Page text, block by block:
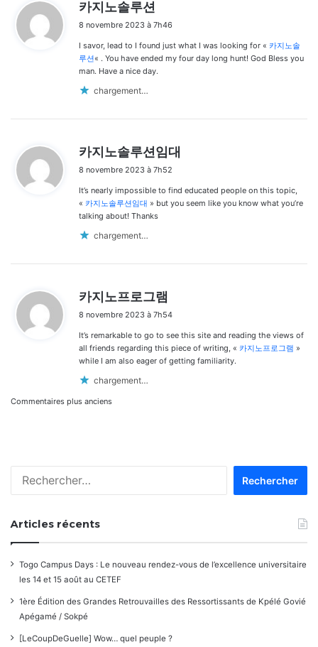
카지노솔루션
t
:
8 novembre 2023 à 7h46
I savor, lead to I found just what I was looking for « 카지노솔
루션« . You have ended my four day long hunt! God Bless you
man. Have a nice day.
chargement…
카지노솔루션임대
:
8 novembre 2023 à 7h52
It’s nearly impossible to find educated people on this topic,
« 카지노솔루션임대 » but you seem like you know what you’re
talking about! Thanks
chargement…
카지노프로그램
t
8 novembre 2023 à 7h54
It’s remarkable to go to see this site and reading the views of
all friends regarding this piece of writing, « 카지노프로그램 »
while I am also eager of getting familiarity.
chargement…
Navigation
commentaires
Commentaires plus anciens
Articles récents
Togo Campus Days : Le nouveau rendez-vous de l’excellence universitaire
les 14 et 15 août au CETEF
1ère Édition des Grandes Retrouvailles des Ressortissants de Kpélé Govié
Apégamé / Sokpé
[LeCoupDeGuelle] Wow… quel peuple ?